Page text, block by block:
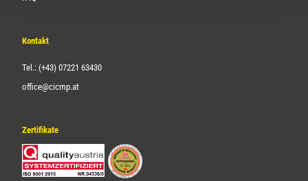
Kontakt
Tel.: (+43) 07221 63430
office@cicmp.at
Zertifikate